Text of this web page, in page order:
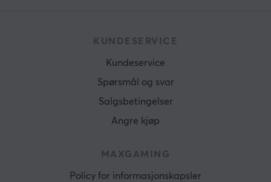
KUNDESERVICE
Kundeservice
Spørsmål og svar
Salgsbetingelser
Angre kjøp
MAXGAMING
Policy for informasjonskapsler